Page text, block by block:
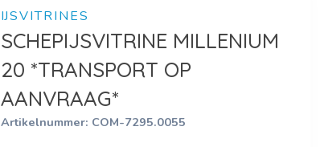
IJSVITRINES
SCHEPIJSVITRINE MILLENIUM
20 *TRANSPORT OP
AANVRAAG*
Artikelnummer: COM-7295.0055